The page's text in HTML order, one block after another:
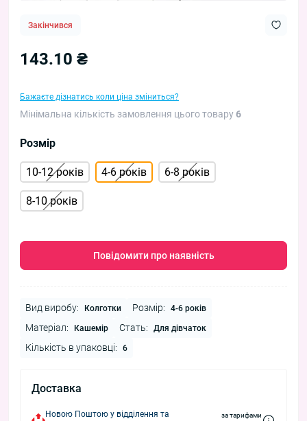
Закінчився
143.10 ₴
Бажаєте дізнатись коли ціна зміниться?
Мінімальна кількість замовлення цього товару6
Розмір
10-12 років 4-6 років 6-8 років
8-10 років
Повідомити про наявність
Вид виробу: Колготки Розмір: 4-6 років
Матеріал: Кашемір Стать: Для дівчаток
Кількість в упаковці: 6
Доставка
Новою Поштою у відділення та
за тарифами